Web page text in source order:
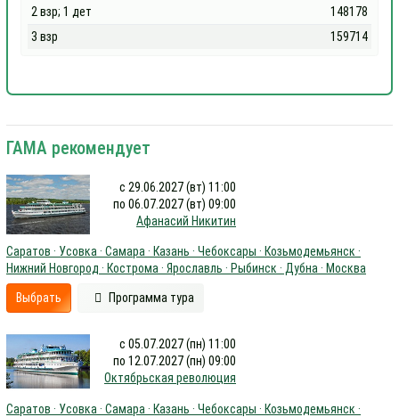
2 взр; 1 дет
148178
3 взр
159714
ГАМА рекомендует
с 29.06.2027 (вт) 11:00
по 06.07.2027 (вт) 09:00
Афанасий Никитин
Саратов · Усовка · Самара · Казань · Чебоксары · Козьмодемьянск ·
Нижний Новгород · Кострома · Ярославль · Рыбинск · Дубна · Москва
Выбрать Программа тура
с 05.07.2027 (пн) 11:00
по 12.07.2027 (пн) 09:00
Октябрьская революция
Саратов · Усовка · Самара · Казань · Чебоксары · Козьмодемьянск ·